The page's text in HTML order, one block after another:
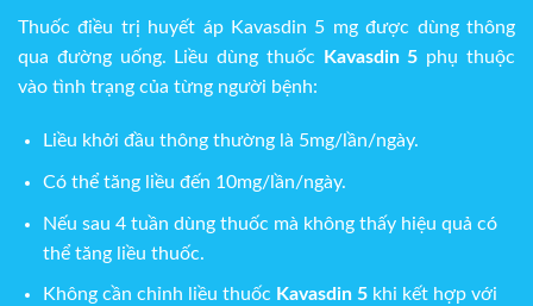
Thuốc điều trị huyết áp Kavasdin 5 mg được dùng thông
qua đường uống. Liều dùng thuốc
Kavasdin 5 phụ thuộc
vào tình trạng của từng người bệnh:
Liều khởi đầu thông thường là 5mg/lần/ngày.
Có thể tăng liều đến 10mg/lần/ngày.
Nếu sau 4 tuần dùng thuốc mà không thấy hiệu quả có
thể tăng liều thuốc.
Không cần chỉnh liều thuốc Kavasdin 5khi kết hợp với